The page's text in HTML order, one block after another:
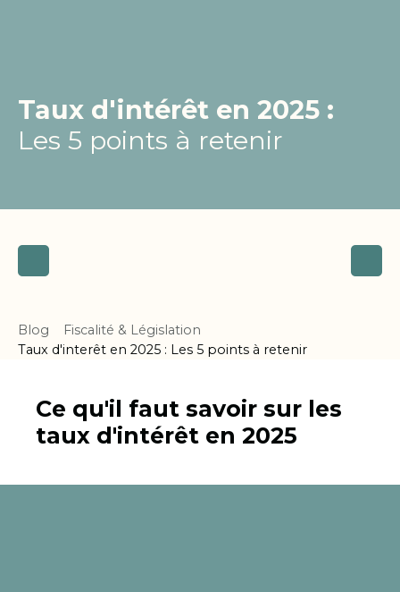
Taux d'intérêt en 2025 :
Les 5 points à retenir
Blog
Fiscalité & Législation
Taux d'interêt en 2025 : Les 5 points à retenir
Ce qu'il faut savoir sur les
taux d'intérêt en 2025